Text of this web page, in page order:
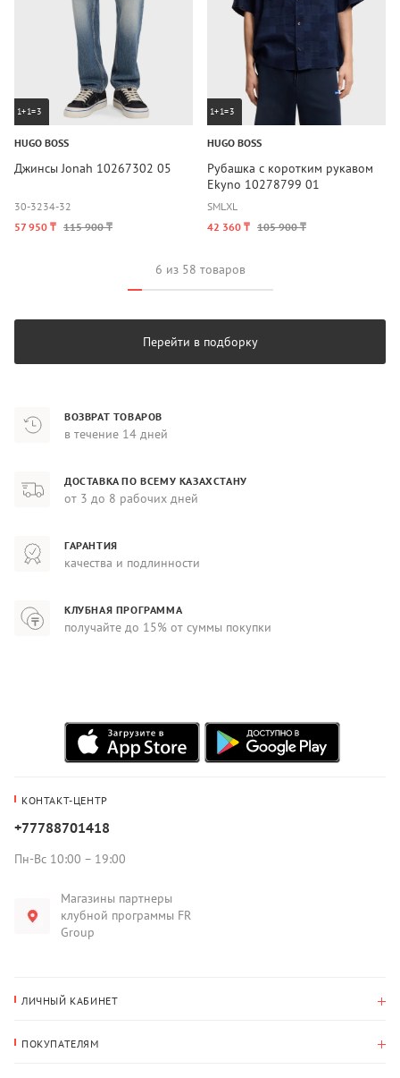
1+1=3
HUGO BOSS
Джинсы Jonah 10267302 05
30-3234-32
57 950 ₸ 115 900 ₸
1+1=3
HUGO BOSS
Рубашка с коротким рукавом
Ekyno 10278799 01
SMLXL
42 360 ₸ 105 900 ₸
6 из 58 товаров
Перейти в подборку
ВОЗВРАТ ТОВАРОВ
в течение 14 дней
ДОСТАВКА ПО ВСЕМУ КАЗАХСТАНУ
от 3 до 8 рабочих дней
ГАРАНТИЯ
качества и подлинности
КЛУБНАЯ ПРОГРАММА
получайте до 15% от суммы покупки
КОНТАКТ-ЦЕНТР
+77788701418
Пн-Вс 10:00 – 19:00
Магазины партнеры
клубной программы FR
Group
ЛИЧНЫЙ КАБИНЕТ
ПОКУПАТЕЛЯМ